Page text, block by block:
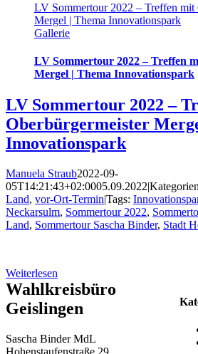
LV Sommertour 2022 – Treffen mit
Mergel | Thema Innovationspark
Gallerie
LV Sommertour 2022 – Treffen
Mergel | Thema Innovationspark
LV Sommertour 2022 –
Oberbürgermeister
Innovationspark
Manuela Straub2022-09-
05T14:21:43+02:0005.09.2022|
Land, vor-Ort-Termin|Tags:
Neckarsulm, Sommertour 2022,
Land, Sommertour Sascha Binder, Stadt
Weiterlesen
Wahlkreisbüro
Geislingen
Sascha Binder MdL